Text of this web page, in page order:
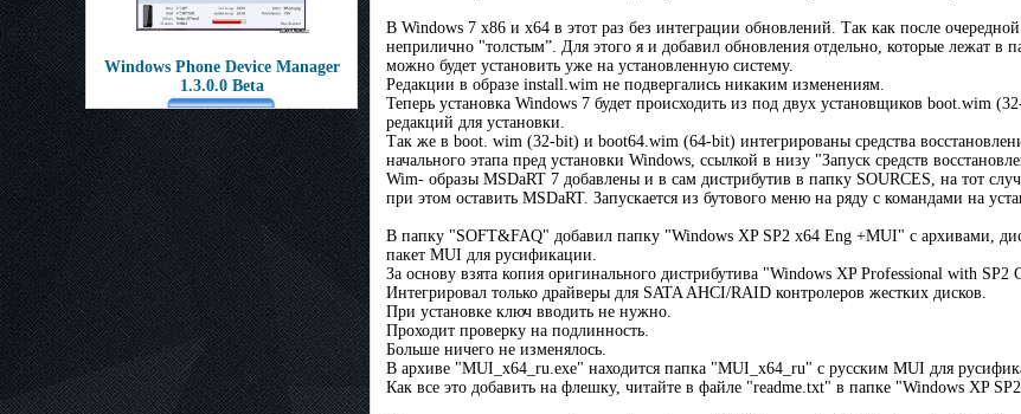
Windows Phone Device Manager
1.3.0.0 Beta
В Windows 7 x86 и x64 в этот раз без интеграции обновлений. Так как после
неприлично "толстым”. Для этого я и добавил обновления отдельно, которые лежат в
можно будет установить уже на установленную систему.
Редакции в образе install.wim не подвергались никаким изменениям.
Теперь установка Windows 7 будет происходить из под двух установщиков boot.wim
редакций для установки.
Так же в boot. wim (32-bit) и boot64.wim (64-bit) интегрированы средства
начального этапа пред установки Windows, ссылкой в низу "Запуск средств
Wim- образы MSDaRT 7 добавлены и в сам дистрибутив в папку SOURCES, на тот
при этом оставить MSDaRT. Запускается из бутового меню на ряду с командами на
В папку "SOFT&FAQ" добавил папку "Windows XP SP2 x64 Eng +MUI" с архивами,
пакет MUI для русификации.
За основу взята копия оригинального дистрибутива "Windows XP Professional with
Интегрировал только драйверы для SATA AHCI/RAID контролеров жестких дисков.
При установке ключ вводить не нужно.
Проходит проверку на подлинность.
Больше ничего не изменялось.
В архиве "MUI_x64_ru.exe" находится папка "MUI_x64_ru" с русским MUI для
Как все это добавить на флешку, читайте в файле "readme.txt" в папке "Windows XP